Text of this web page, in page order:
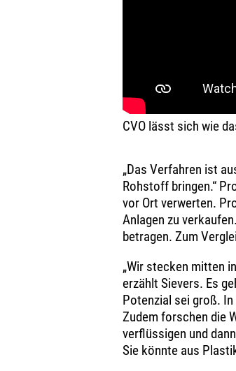
CVO lässt sich wie
„Das Verfahren ist
Rohstoff bringen.“
vor Ort verwerten.
Anlagen zu
betragen. Zum
„Wir stecken mitten
erzählt Sievers. Es
Potenzial sei groß.
Zudem forschen die
verflüssigen und
Sie könnte aus